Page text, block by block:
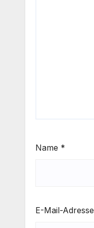
Name *
E-Mail-Adresse